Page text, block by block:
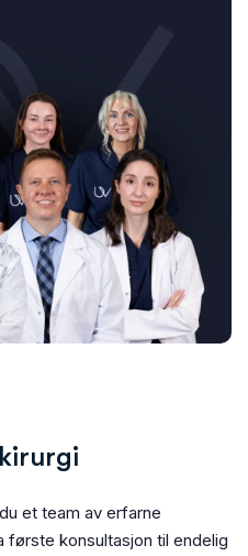
kirurgi
et team av erfarne
konsultasjon til endelig